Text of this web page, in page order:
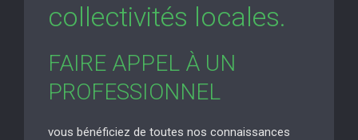
collectivités locales.
FAIRE APPEL À UN
PROFESSIONNEL
vous bénéficiez de toutes nos connaissances